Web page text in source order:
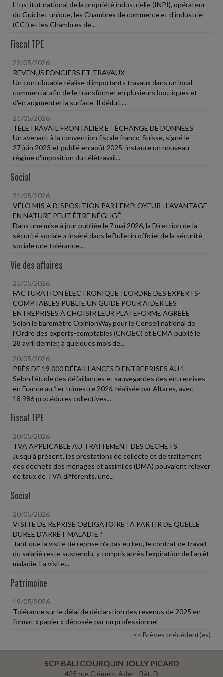
L'Institut national de la propriété industrielle (INPI), opérateur
du Guichet unique, les Chambres de commerce et d'industrie
(CCI) et les Chambres de...
Fiscal TPE
22/05/2026
REVENUS FONCIERS ET TRAVAUX
Un contribuable réalise d'importants travaux dans un local
commercial afin de le transformer en plusieurs boutiques et
d'en augmenter la surface. Il déduit...
21/05/2026
TÉLÉTRAVAIL FRONTALIER ET ÉCHANGE DE DONNÉES
Un avenant à la convention fiscale franco-Suisse, signé le
27 juin 2023 et publié en août 2025, instaure un nouveau
régime d'imposition du télétravail...
Social
21/05/2026
VÉLO MIS A DISPOSITION PAR L'EMPLOYEUR : L'AVANTAGE
EN NATURE PEUT ÊTRE NÉGLIGÉ
Dans une mise à jour publiée le 7 mai 2026, la Direction de la
sécurité sociale a inséré dans le Bulletin officiel de la sécurité
sociale une tolérance...
Vie des affaires
21/05/2026
FACTURATION ÉLECTRONIQUE : L'ORDRE DES EXPERTS-
COMPTABLES PUBLIE UN GUIDE POUR AIDER LES
ENTREPRISES À CHOISIR LEUR PLATEFORME AGRÉÉE
Selon le baromètre OpinionWay pour le Conseil national de
l'Ordre des experts-comptables (CNOEC) et ECMA publié le
28 avril dernier, à quelques mois de...
20/05/2026
PRÈS DE 19 000 DÉFAILLANCES D'ENTREPRISES AU 1
Selon l'étude des défaillances et sauvegardes des entreprises
en France au 1er trimestre 2026, réalisée par Altares, avec
18 986 procédures collectives...
Fiscal TPE
20/05/2026
TVA APPLICABLE AU TRAITEMENT DES DÉCHETS
Jusqu'à présent, les prestations de collecte et de traitement
des déchets des ménages et assimilés (DMA) pouvaient relever
de taux de TVA différents, une...
Social
20/05/2026
VISITE DE REPRISE OBLIGATOIRE : À PARTIR DE QUELLE
DURÉE D'ARRÊT MALADIE ?
Tant que la visite de reprise n'a pas eu lieu, le contrat de travail
du salarié reste suspendu, y compris après l'expiration de l'arrêt
maladie. La visite...
Patrimoine
19/05/2026
Tolérance sur le délai de déclaration des revenus de 2025 en
format « papier » déposée par un professionnel
<< Brèves précédent(es)
SCP BALI COURQUIN JOLLY PICARD
425 rue Clément Ader - Bât. D